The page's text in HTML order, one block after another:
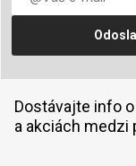
Dostávajte info
a akciách medzi